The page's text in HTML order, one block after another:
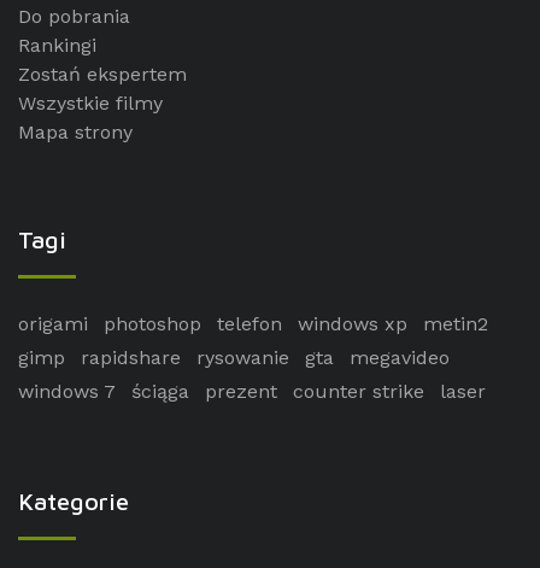
Do pobrania
Rankingi
Zostań ekspertem
Wszystkie filmy
Mapa strony
Tagi
origami photoshop telefon windows xp
metin2
gimp
rapidshare rysowanie gta
megavideo
windows 7
ściąga prezent counter strike laser
Kategorie